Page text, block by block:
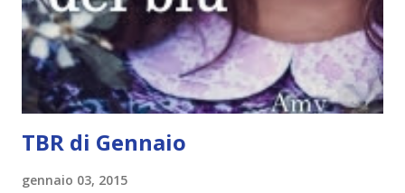
finisce esattamente nel bel mezzo della storia (anzi, quale
"mezzo" della storia? Questa storia ha praticamente solo
l'inizio!). Stessa cosa con Blue , stessa...
TBR di Gennaio
gennaio 03, 2015